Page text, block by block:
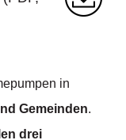
in
Gemeinden.
drei